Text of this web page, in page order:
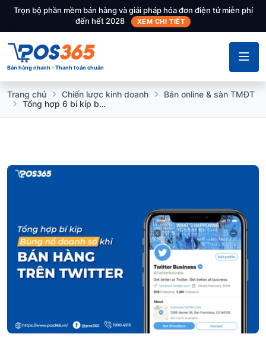
Trọn bộ phần mềm bán hàng và giải pháp hóa đơn điện tử miễn phí
đến hết 2028
XEM CHI TIẾT
Bán hàng nhanh - Thanh toán chuẩn
Trang chủ Chiến lược kinh doanh
Bán online & sàn TMĐT
Tổng hợp 6 bí kíp bùng nổ doanh số khi bán hàng trên twitter